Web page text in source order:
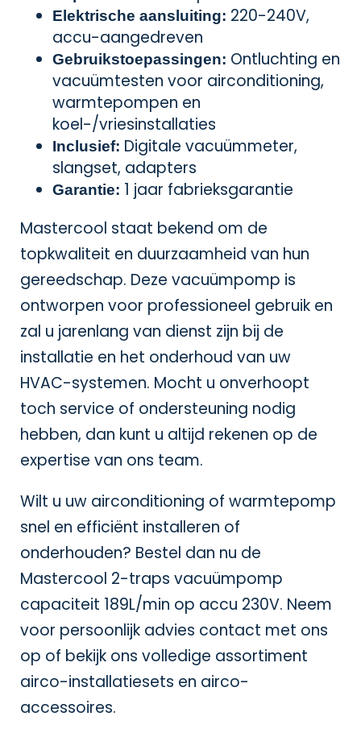
Elektrische aansluiting: 220-240V,
accu-aangedreven
Gebruikstoepassingen: Ontluchting en
vacuümtesten voor airconditioning,
warmtepompen en
koel-/vriesinstallaties
Inclusief: Digitale vacuümmeter,
slangset, adapters
Garantie: 1 jaar fabrieksgarantie
Mastercool staat bekend om de
topkwaliteit en duurzaamheid van hun
gereedschap. Deze vacuümpomp is
ontworpen voor professioneel gebruik en
zal u jarenlang van dienst zijn bij de
installatie en het onderhoud van uw
HVAC-systemen. Mocht u onverhoopt
toch service of ondersteuning nodig
hebben, dan kunt u altijd rekenen op de
expertise van ons team.
Wilt u uw airconditioning of warmtepomp
snel en efficiënt installeren of
onderhouden? Bestel dan nu de
Mastercool 2-traps vacuümpomp
capaciteit 189L/min op accu 230V. Neem
voor persoonlijk advies contact met ons
op of bekijk ons volledige assortiment
airco-installatiesets en airco-
accessoires.